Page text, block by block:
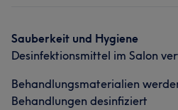
Sauberkeit und Hygiene
Desinfektionsmittel im Salon
Behandlungsmaterialien
Behandlungen desinfiziert